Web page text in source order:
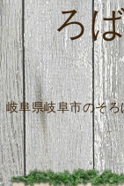
ろ
岐阜県岐阜市のそ
記